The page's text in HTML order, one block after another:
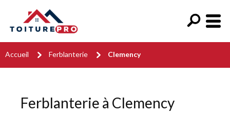
Accueil Ferblanterie Clemency
Ferblanterie à Clemency